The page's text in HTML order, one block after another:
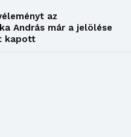
az
András már a jelölése
kapott